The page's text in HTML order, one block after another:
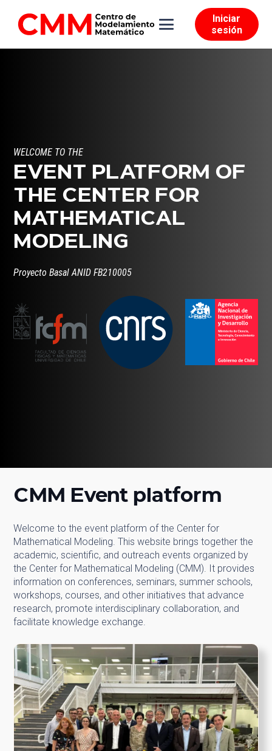
Iniciar
sesión
WELCOME TO THE
EVENT PLATFORM OF
THE CENTER FOR
MATHEMATICAL
MODELING
Proyecto Basal ANID FB210005
CMM Event platform
Welcome to the event platform of the Center for
Mathematical Modeling. This website brings together the
academic, scientific, and outreach events organized by
the Center for Mathematical Modeling (CMM). It provides
information on conferences, seminars, summer schools,
workshops, courses, and other initiatives that advance
research, promote interdisciplinary collaboration, and
facilitate knowledge exchange.